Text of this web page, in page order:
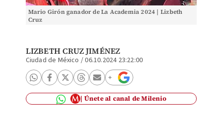
Mario Girón ganador de La Academia 2024 | Lizbeth
Cruz
LIZBETH CRUZ JIMÉNEZ
Ciudad de México /06.10.2024 23:22:00
Únete al canal de Milenio